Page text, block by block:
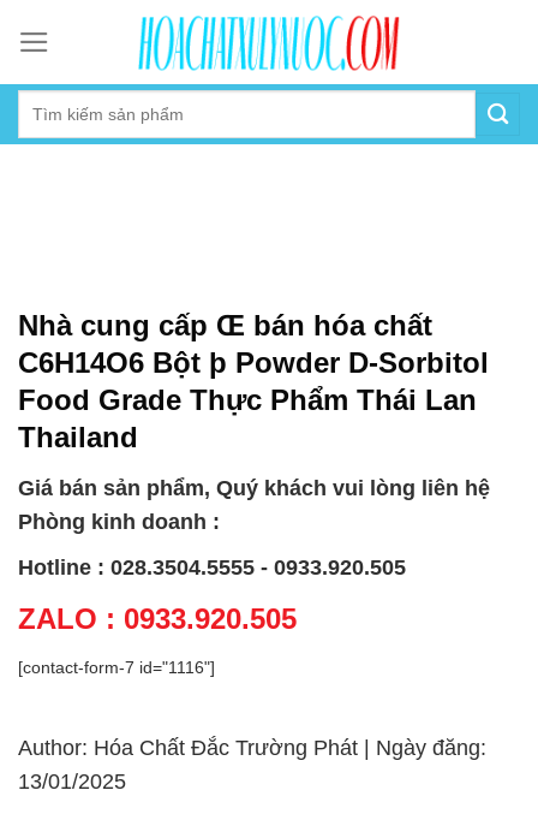
content
Nhà cung cấp Œ bán hóa chất
C6H14O6 Bột þ Powder D-Sorbitol
Food Grade Thực Phẩm Thái Lan
Thailand
Giá bán sản phẩm, Quý khách vui lòng liên hệ
Phòng kinh doanh :
Hotline : 028.3504.5555 - 0933.920.505
ZALO : 0933.920.505
[contact-form-7 id="1116"]
Author: Hóa Chất Đắc Trường Phát | Ngày đăng:
13/01/2025